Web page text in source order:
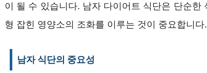
이 될 수 있습니다. 남자 다이어트 식단은 단순한
형 잡힌 영양소의 조화를 이루는 것이 중요합니다.
남자 식단의 중요성